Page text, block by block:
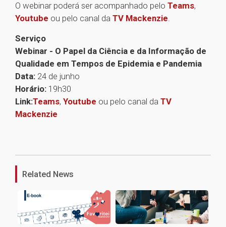
O webinar poderá ser acompanhado pelo Teams,
Youtube ou pelo canal da TV Mackenzie.
Serviço
Webinar - O Papel da Ciência e da Informação de
Qualidade em Tempos de Epidemia e Pandemia
Data: 24 de junho
Horário: 19h30
Link:Teams, Youtube ou pelo canal da TV
Mackenzie
Related News